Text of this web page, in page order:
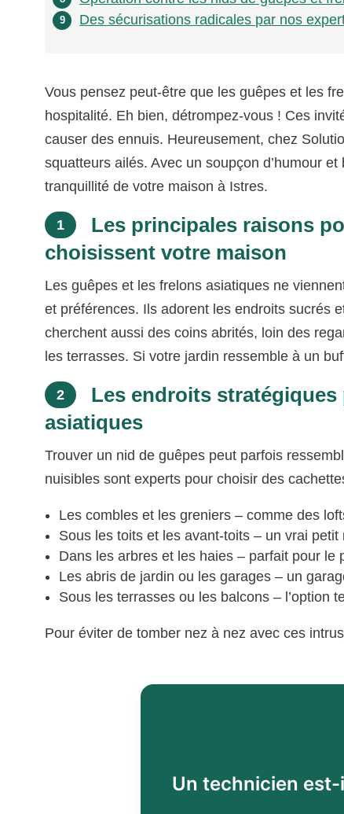
9 Des sécurisations radicales par nos
Vous pensez peut-être que les guêpes et les
hospitalité. Eh bien, détrompez-vous ! Ces
causer des ennuis. Heureusement, chez
squatteurs ailés. Avec un soupçon d’humour
tranquillité de votre maison à Istres.
1
Les principales raisons
choisissent votre maison
Les guêpes et les frelons asiatiques ne
et préférences. Ils adorent les endroits sucrés
cherchent aussi des coins abrités, loin des
les terrasses. Si votre jardin ressemble à un
2
Les endroits
asiatiques
Trouver un nid de guêpes peut parfois
nuisibles sont experts pour choisir des
Les combles et les greniers – comme des
Sous les toits et les avant-toits – un vrai petit
Dans les arbres et les haies – parfait pour le
Les abris de jardin ou les garages – un
Sous les terrasses ou les balcons – l’option
Pour éviter de tomber nez à nez avec ces
Un technicien